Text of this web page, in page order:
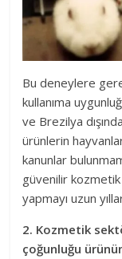
Bu deneylere
kullanıma
ve Brezilya
ürünlerin
kanunlar
güvenilir
yapmayı uzun
2. Kozmetik
çoğunluğu